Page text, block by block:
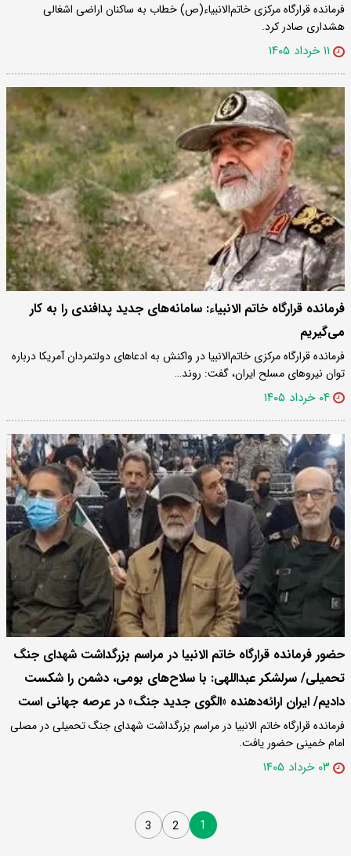
فرمانده قرارگاه مرکزی خاتم‌الانبیاء(ص) خطاب به ساکنان اراضی اشغالی
هشداری صادر کرد.
۱۱ خرداد ۱۴۰۵
فرمانده قرارگاه خاتم الانبیاء: سامانه‌های جدید پدافندی را به کار
می‌گیریم
فرمانده قرارگاه مرکزی خاتم‌الانبیا در واکنش به ادعاهای دولتمردان آمریکا درباره
توان نیروهای مسلح ایران، گفت: روند…
۰۴ خرداد ۱۴۰۵
حضور فرمانده قرارگاه خاتم الانبیا در مراسم بزرگداشت شهدای جنگ
تحمیلی/ سرلشکر عبداللهی: با سلاح‌های بومی، دشمن را شکست
دادیم/ ایران ارائه‌دهنده «الگوی جدید جنگ» در عرصه جهانی است
فرمانده قرارگاه خاتم الانبیا در مراسم بزرگداشت شهدای جنگ تحمیلی در مصلی
امام خمینی حضور یافت.
۰۳ خرداد ۱۴۰۵
1
2
3